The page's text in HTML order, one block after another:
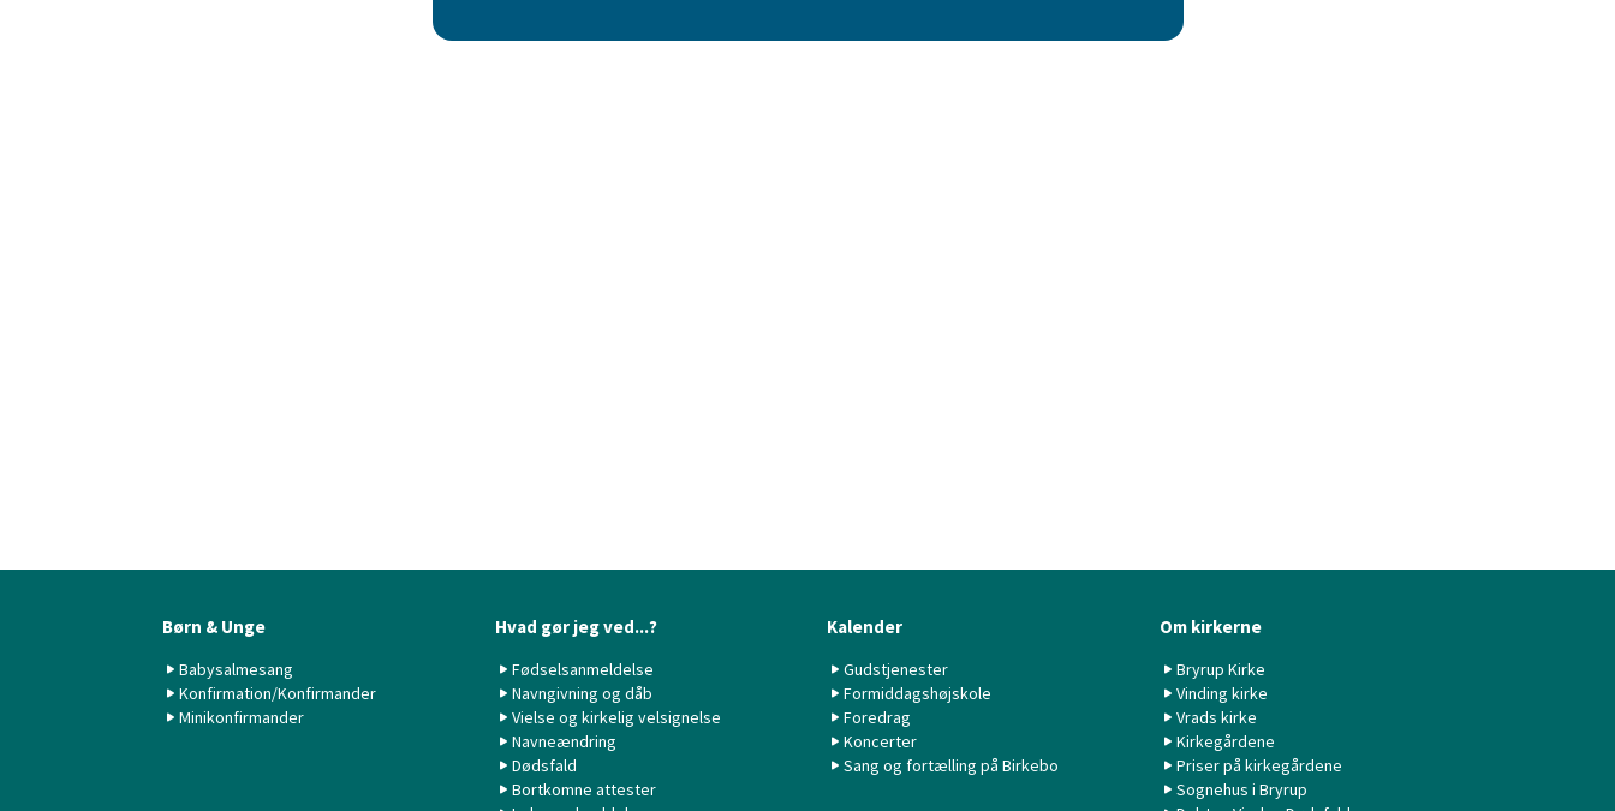
Børn & Unge
Babysalmesang
Konfirmation/Konfirmander
Minikonfirmander
Hvad gør jeg ved...?
Fødselsanmeldelse
Navngivning og dåb
Vielse og kirkelig velsignelse
Navneændring
Dødsfald
Bortkomne attester
Kalender
Gudstjenester
Formiddagshøjskole
Foredrag
Koncerter
Sang og fortælling på Birkebo
Om kirkerne
Bryrup Kirke
Vinding kirke
Vrads kirke
Kirkegårdene
Priser på kirkegårdene
Sognehus i Bryrup